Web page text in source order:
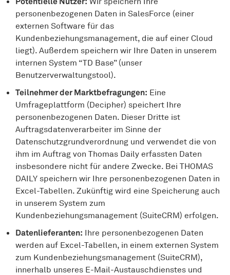
personenbezogenen Daten in SalesForce (einer
externen Software für das
Kundenbeziehungsmanagement, die auf einer Cloud
liegt). Außerdem speichern wir Ihre Daten in unserem
internen System “TD Base” (unser
Benutzerverwaltungstool).
Teilnehmer der Marktbefragungen: Eine
Umfrageplattform (Decipher) speichert Ihre
personenbezogenen Daten. Dieser Dritte ist
Auftragsdatenverarbeiter im Sinne der
Datenschutzgrundverordnung und verwendet die von
ihm im Auftrag von Thomas Daily erfassten Daten
insbesondere nicht für andere Zwecke. Bei THOMAS
DAILY speichern wir Ihre personenbezogenen Daten in
Excel-Tabellen. Zukünftig wird eine Speicherung auch
in unserem System zum
Kundenbeziehungsmanagement (SuiteCRM) erfolgen.
Datenlieferanten: Ihre personenbezogenen Daten
werden auf Excel-Tabellen, in einem externen System
zum Kundenbeziehungsmanagement (SuiteCRM),
innerhalb unseres E-Mail-Austauschdienstes und